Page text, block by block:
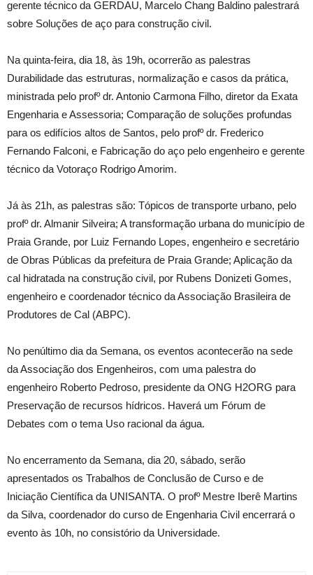
gerente técnico da GERDAU, Marcelo Chang Baldino palestrará
sobre Soluções de aço para construção civil.
Na quinta-feira, dia 18, às 19h, ocorrerão as palestras
Durabilidade das estruturas, normalização e casos da prática,
ministrada pelo profº dr. Antonio Carmona Filho, diretor da Exata
Engenharia e Assessoria; Comparação de soluções profundas
para os edifícios altos de Santos, pelo profº dr. Frederico
Fernando Falconi, e Fabricação do aço pelo engenheiro e gerente
técnico da Votoraço Rodrigo Amorim.
Já às 21h, as palestras são: Tópicos de transporte urbano, pelo
profº dr. Almanir Silveira; A transformação urbana do município de
Praia Grande, por Luiz Fernando Lopes, engenheiro e secretário
de Obras Públicas da prefeitura de Praia Grande; Aplicação da
cal hidratada na construção civil, por Rubens Donizeti Gomes,
engenheiro e coordenador técnico da Associação Brasileira de
Produtores de Cal (ABPC).
No penúltimo dia da Semana, os eventos acontecerão na sede
da Associação dos Engenheiros, com uma palestra do
engenheiro Roberto Pedroso, presidente da ONG H2ORG para
Preservação de recursos hídricos. Haverá um Fórum de
Debates com o tema Uso racional da água.
No encerramento da Semana, dia 20, sábado, serão
apresentados os Trabalhos de Conclusão de Curso e de
Iniciação Científica da UNISANTA. O profº Mestre Iberê Martins
da Silva, coordenador do curso de Engenharia Civil encerrará o
evento às 10h, no consistório da Universidade.